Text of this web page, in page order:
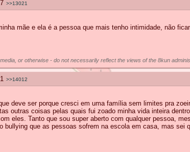
>>13021
mãe e ela é a pessoa que mais tenho intimidade, não
or otherwise - do not necessarily reflect the views of the 8kun
>>14012
deve ser porque cresci em uma família sem limites pra
outras coisas pelas quais fui zoado minha vida inteira
eles. Tanto que sou super aberto com qualquer pessoa,
que as pessoas sofrem na escola em casa, mas